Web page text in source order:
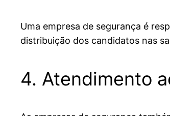
Uma empresa de segurança é
distribuição dos candidatos nas
4. Atendimento